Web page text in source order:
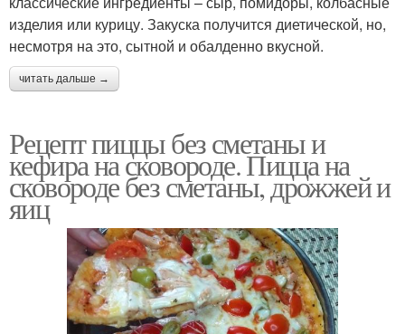
изделия или курицу. Закуска получится диетической, но,
несмотря на это, сытной и обалденно вкусной.
читать дальше →
Рецепт пиццы без сметаны и
кефира на сковороде. Пицца на
сковороде без сметаны, дрожжей и
яиц